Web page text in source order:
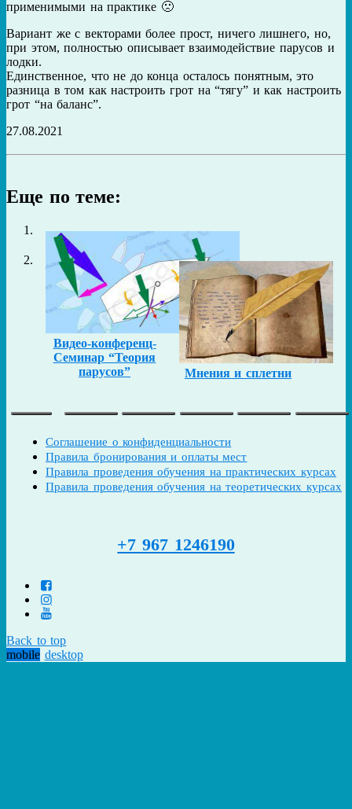
применимыми на практике 🙁
Вариант же с векторами более прост, ничего лишнего, но,
при этом, полностью описывает взаимодействие парусов и
лодки.
Единственное, что не до конца осталось понятным, это
разница в том как настроить грот на “тягу” и как настроить
грот “на баланс”.
27.08.2021
Еще по теме:
Видео-конференц-
Семинар “Теория
парусов”
Мнения и сплетни
Соглашение о конфиденциальности
Правила бронирования и оплаты мест
Правила проведения обучения на практических курсах
Правила проведения обучения на теоретических курсах
+7 967 1246190
Back to top
mobile desktop